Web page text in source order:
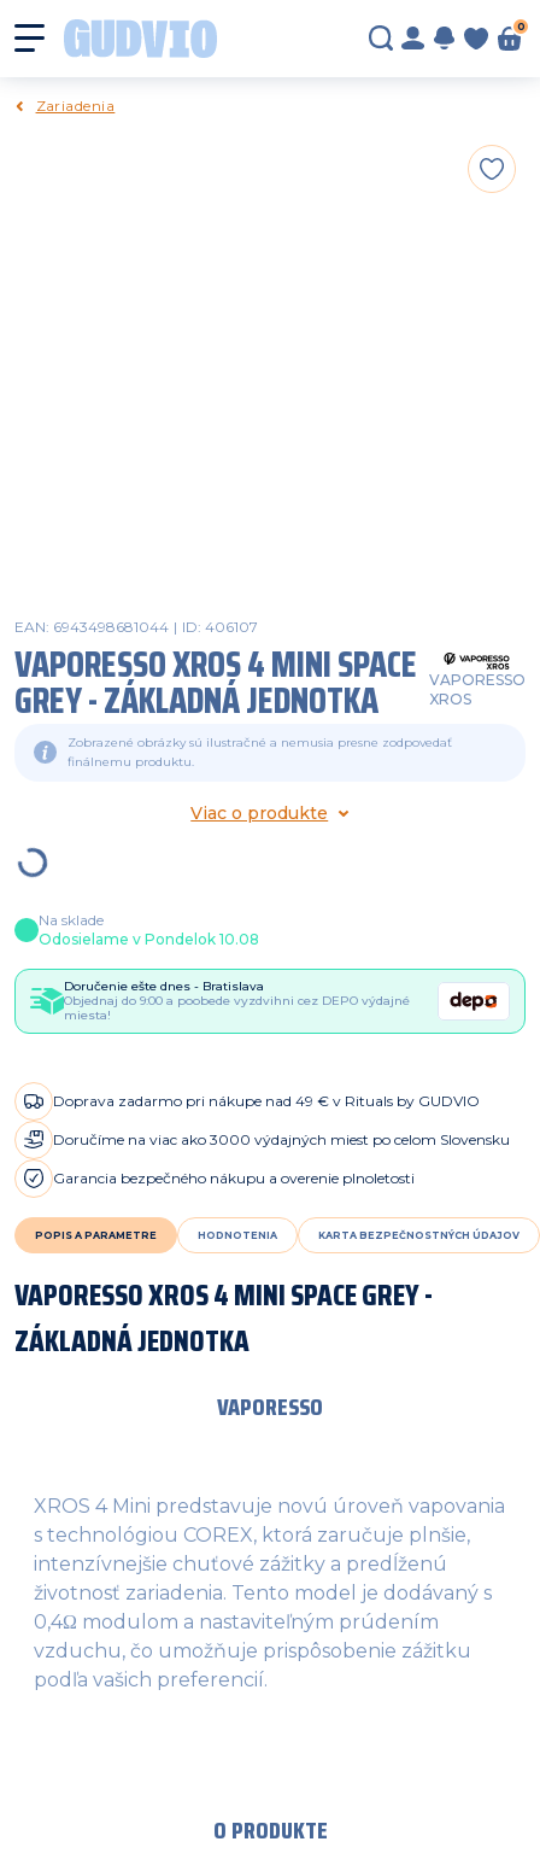
0
Zariadenia
EAN: 6943498681044 | ID: 406107
VAPORESSO XROS 4 MINI SPACE
GREY - ZÁKLADNÁ JEDNOTKA
VAPORESSO
XROS
Zobrazené obrázky sú ilustračné a nemusia presne zodpovedať
finálnemu produktu.
Viac o produkte
Na sklade
Odosielame v Pondelok 10.08
Doručenie ešte dnes - Bratislava
Objednaj do 9:00 a poobede vyzdvihni cez DEPO výdajné
miesta!
Doprava zadarmo pri nákupe nad 49 € v Rituals by GUDVIO
Doručíme na viac ako 3000 výdajných miest po celom Slovensku
Garancia bezpečného nákupu a overenie plnoletosti
POPIS A PARAMETRE HODNOTENIA KARTA BEZPEČNOSTNÝCH ÚDAJOV
VAPORESSO XROS 4 MINI SPACE GREY -
ZÁKLADNÁ JEDNOTKA
VAPORESSO
XROS 4 Mini predstavuje novú úroveň vapovania
s technológiou COREX, ktorá zaručuje plnšie,
intenzívnejšie chuťové zážitky a predĺženú
životnosť zariadenia. Tento model je dodávaný s
0,4Ω modulom a nastaviteľným prúdením
vzduchu, čo umožňuje prispôsobenie zážitku
podľa vašich preferencií.
O PRODUKTE